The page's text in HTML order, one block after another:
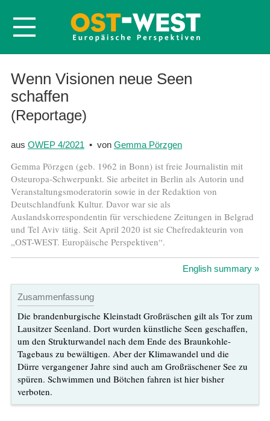
Startseite
Über OWEP
Volltexte
Abonnieren
Kontakt
Wenn Visionen neue Seen
schaffen
(Reportage)
aus OWEP 4/2021 • von Gemma Pörzgen
Gemma Pörzgen (geb. 1962 in Bonn) ist freie Journalistin mit
Osteuropa-Schwerpunkt. Sie arbeitet in Berlin als Autorin und
Veranstaltungsmoderatorin sowie in der Redaktion von
Deutschlandfunk Kultur. Davor war sie als
Auslandskorrespondentin für verschiedene Zeitungen in Belgrad
und Tel Aviv tätig. Seit April 2020 ist sie Chefredakteurin von
„OST-WEST. Europäische Perspektiven“.
English summary »
Zusammenfassung
Die brandenburgische Kleinstadt Großräschen gilt als Tor zum
Lausitzer Seenland. Dort wurden künstliche Seen geschaffen,
um den Strukturwandel nach dem Ende des Braunkohle-
Tagebaus zu bewältigen. Aber der Klimawandel und die
Dürre vergangener Jahre sind auch am Großräschener See zu
spüren. Schwimmen und Bötchen fahren ist hier bisher
verboten.